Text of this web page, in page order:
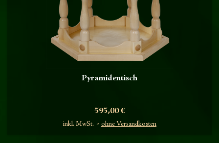
Pyramidentisch
Preis
595,00 €
inkl. MwSt. ohne Versandkosten